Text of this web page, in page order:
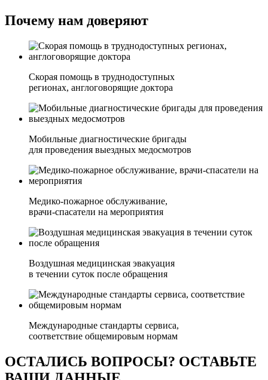
Почему нам доверяют
Скорая помощь в труднодоступных
регионах, англоговорящие доктора
Мобильные диагностические бригады
для проведения выездных медосмотров
Медико-пожарное обслуживание,
врачи-спасатели на мероприятия
Воздушная медицинская эвакуация
в течении суток после обращения
Международные стандарты сервиса,
соответствие общемировым нормам
ОСТАЛИСЬ ВОПРОСЫ? ОСТАВЬТЕ